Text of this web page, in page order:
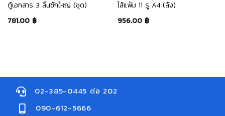
ตู้เอกสาร 3 ลิ้นชักใหญ่ (ชุด)
781.00 ฿
ไส้แฟ้ม 11 รู A4 (ลัง)
956.00 ฿
02-385-0445 ต่อ 202
090-612-5666